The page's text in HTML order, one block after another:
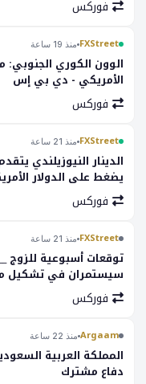
فوركس
FXStreet منذ 19 ساعة
الوون الكوري الجنوبي:
الأمريكي - دي بي إس
فوركس
FXStreet منذ 21 ساعة
الدينار النيوزيلندي
يضغط على الدولار
فوركس
FXStreet منذ 21 ساعة
توقعات أسبوعية للزوج
سيستمران في تشكيل
فوركس
Argaam منذ 22 ساعة
المملكة العربية
دفاع مشترك